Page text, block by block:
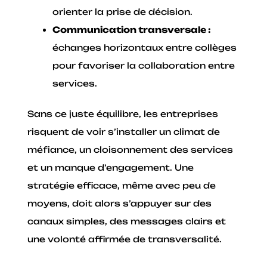
orienter la prise de décision.
Communication transversale :
échanges horizontaux entre collèges
pour favoriser la collaboration entre
services.
Sans ce juste équilibre, les entreprises
risquent de voir s’installer un climat de
méfiance, un cloisonnement des services
et un manque d’engagement. Une
stratégie efficace, même avec peu de
moyens, doit alors s’appuyer sur des
canaux simples, des messages clairs et
une volonté affirmée de transversalité.